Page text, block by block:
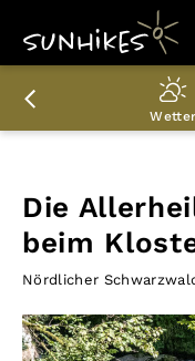
WANDERZIELE
WANDERUNGEN
ENTDECKEN
PLANER
Wetter
Die
beim
Nördlicher